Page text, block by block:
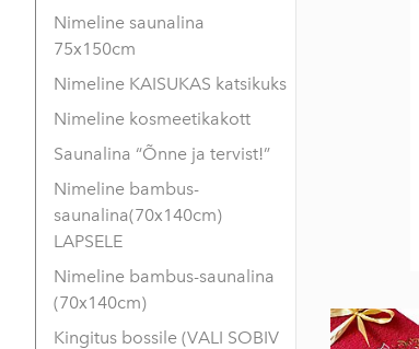
Nimeline saunalina
75x150cm
Nimeline KAISUKAS katsikuks
Nimeline kosmeetikakott
Saunalina “Õnne ja tervist!”
Nimeline bambus-
saunalina(70x140cm)
LAPSELE
Nimeline bambus-saunalina
(70x140cm)
Kingitus bossile (VALI SOBIV